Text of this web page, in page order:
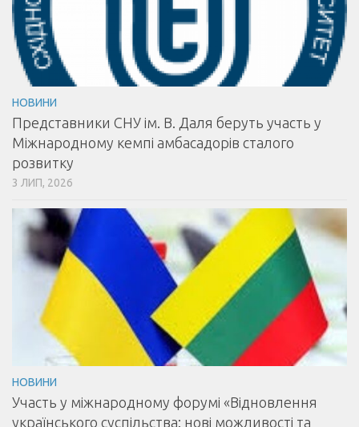
НОВИНИ
Представники СНУ ім. В. Даля беруть участь у
Міжнародному кемпі амбасадорів сталого
розвитку
3 ЛИП, 2026
НОВИНИ
Участь у міжнародному форумі «Відновлення
українського суспільства: нові можливості та